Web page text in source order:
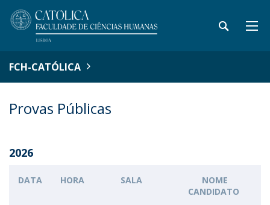
FCH-CATÓLICA
Provas Públicas
2026
DATA HORA SALA
NOME
CANDIDATO